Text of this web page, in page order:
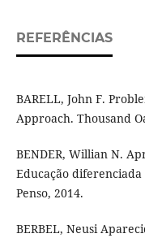
REFERÊNCIAS
BARELL, John F.
Approach. Thousand
BENDER, Willian N.
Educação
Penso, 2014.
BERBEL, Neusi